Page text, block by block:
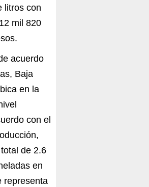
litros con
mil 820
acuerdo
Baja
en la
con el
de 2.6
en
representa